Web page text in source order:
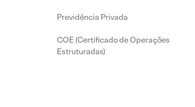
Previdência Privada
COE (Certificado de Operações
Estruturadas)